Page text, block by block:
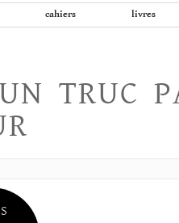
cahiers livres
TRUC